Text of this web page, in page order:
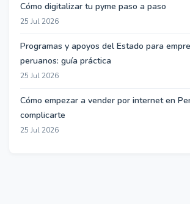
Cómo digitalizar tu pyme paso a paso
25 Jul 2026
Programas y apoyos del Estado para
peruanos: guía práctica
25 Jul 2026
Cómo empezar a vender por internet en
complicarte
25 Jul 2026